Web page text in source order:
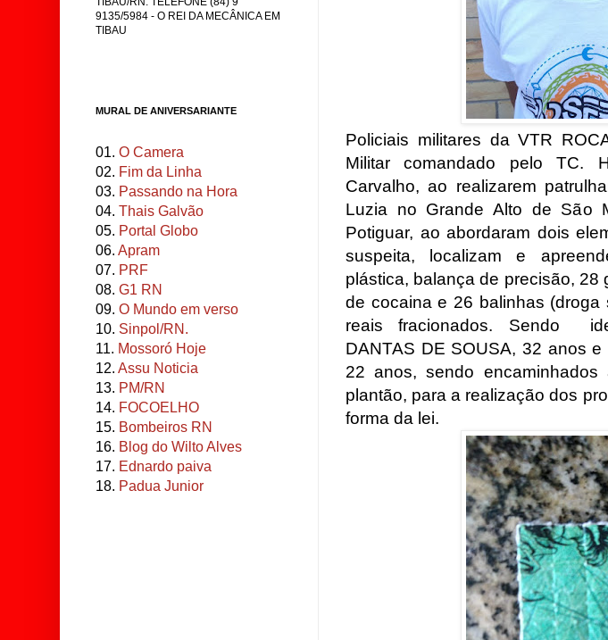
Policiais militares da VTR
Militar comandado pelo TC.
Carvalho, ao realizarem
Luzia no Grande Alto de São
Potiguar, ao abordaram dois
suspeita, localizam e
plástica, balança de precisão,
de cocaina e 26 balinhas
reais fracionados. Sendo
DANTAS DE SOUSA, 32 anos
22 anos, sendo
plantão, para a realização dos
forma da lei.
9135/5984 - O REI DA MECÂNICA EM
TIBAU
MURAL DE ANIVERSARIANTE
01. O Camera
02. Fim da Linha
03. Passando na Hora
04. Thais Galvão
05. Portal Globo
06. Apram
07. PRF
08. G1 RN
09. O Mundo em verso
10. Sinpol/RN.
11. Mossoró Hoje
12. Assu Noticia
13. PM/RN
14. FOCOELHO
15. Bombeiros RN
16. Blog do Wilto Alves
17. Ednardo paiva
18. Padua Junior